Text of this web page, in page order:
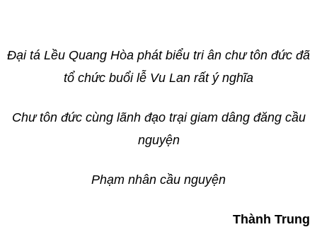
Đại tá Lều Quang Hòa phát biểu tri ân chư tôn đức đã
tổ chức buổi lễ Vu Lan rất ý nghĩa
Chư tôn đức cùng lãnh đạo trại giam dâng đăng cầu
nguyện
Phạm nhân cầu nguyện
Thành Trung